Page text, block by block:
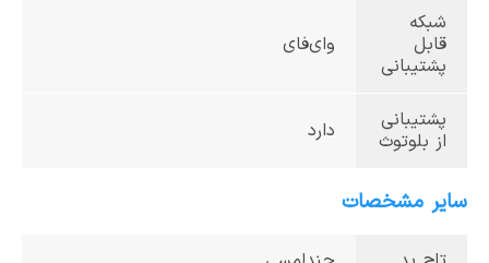
شبکه
قابل
پشتیبانی
وای‌فای
پشتیبانی
از بلوتوث
دارد
سایر مشخصات